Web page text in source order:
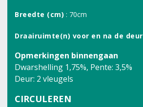
Breedte (cm) : 70cm
Draairuimte(n) voor en na de deur
Opmerkingen binnengaan
Dwarshelling 1,75%, Pente: 3,5%
Deur: 2 vleugels
CIRCULEREN